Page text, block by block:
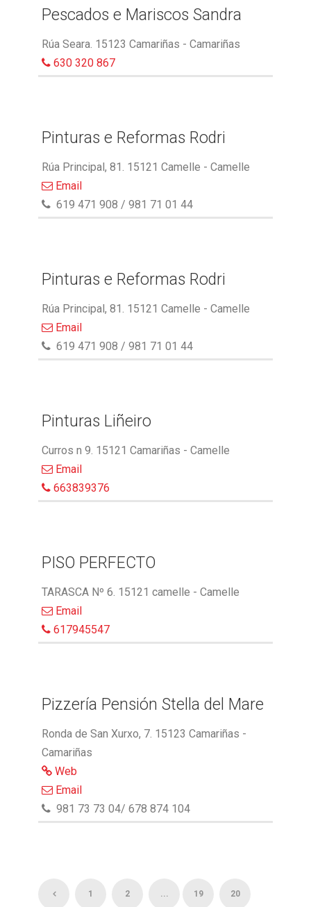
Pescados e Mariscos Sandra
Rúa Seara. 15123 Camariñas - Camariñas
630 320 867
Pinturas e Reformas Rodri
Rúa Principal, 81. 15121 Camelle - Camelle
Email
619 471 908 / 981 71 01 44
Pinturas e Reformas Rodri
Rúa Principal, 81. 15121 Camelle - Camelle
Email
619 471 908 / 981 71 01 44
Pinturas Liñeiro
Curros n 9. 15121 Camariñas - Camelle
Email
663839376
PISO PERFECTO
TARASCA Nº 6. 15121 camelle - Camelle
Email
617945547
Pizzería Pensión Stella del Mare
Ronda de San Xurxo, 7. 15123 Camariñas -
Camariñas
Web
Email
981 73 73 04/ 678 874 104
1 2 ... 19 20